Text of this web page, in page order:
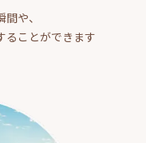
や、
ることができます